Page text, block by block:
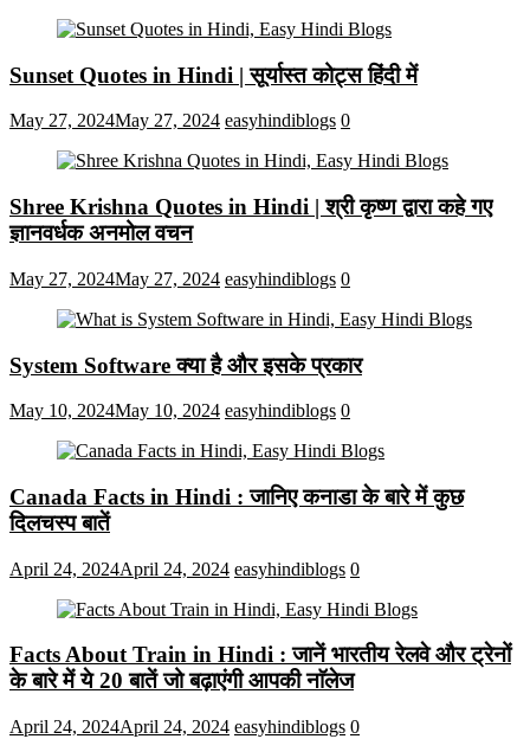
Sunset Quotes in Hindi | सूर्यास्त कोट्स हिंदी में
May 27, 2024May 27, 2024 easyhindiblogs 0
Shree Krishna Quotes in Hindi | श्री कृष्ण द्वारा कहे गए
ज्ञानवर्धक अनमोल वचन
May 27, 2024May 27, 2024 easyhindiblogs 0
System Software क्या है और इसके प्रकार
May 10, 2024May 10, 2024 easyhindiblogs 0
Canada Facts in Hindi : जानिए कनाडा के बारे में कुछ
दिलचस्प बातें
April 24, 2024April 24, 2024 easyhindiblogs 0
Facts About Train in Hindi : जानें भारतीय रेलवे और ट्रेनों
के बारे में ये 20 बातें जो बढ़ाएंगी आपकी नाॅलेज
April 24, 2024April 24, 2024 easyhindiblogs 0